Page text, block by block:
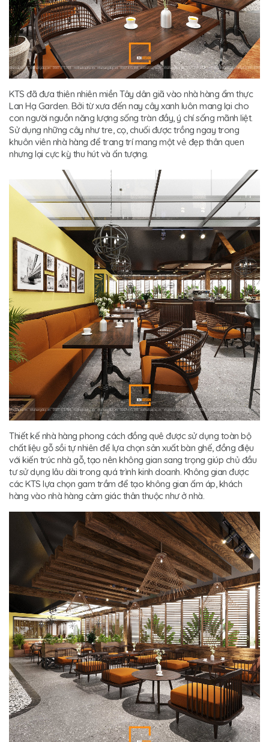
KTS đã đưa thiên nhiên miền Tây dân giã vào nhà hàng ẩm thực
Lan Hạ Garden. Bởi từ xưa đến nay cây xanh luôn mang lại cho
con người nguồn năng lượng sống tràn đầy, ý chí sống mãnh liệt.
Sử dụng những cây như tre, cọ, chuối được trồng ngay trong
khuôn viên nhà hàng để trang trí mang một vẻ đẹp thân quen
nhưng lại cực kỳ thu hút và ấn tượng.
Thiết kế nhà hàng phong cách đồng quê được sử dụng toàn bộ
chất liệu gỗ sồi tự nhiên để lựa chọn sản xuất bàn ghế, đồng điệu
với kiến trúc nhà gỗ, tạo nên không gian sang trọng giúp chủ đầu
tư sử dụng lâu dài trong quá trình kinh doanh. Không gian được
các KTS lựa chọn gam trầm để tạo không gian ấm áp, khách
hàng vào nhà hàng cảm giác thân thuộc như ở nhà.